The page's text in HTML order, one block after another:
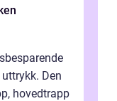
Den
hovedtrapp